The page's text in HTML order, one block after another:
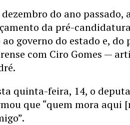
dezembro do ano
da pré-
ao governo do estado e,
com Ciro Gomes —
quinta-feira, 14, o
que “quem mora aqui